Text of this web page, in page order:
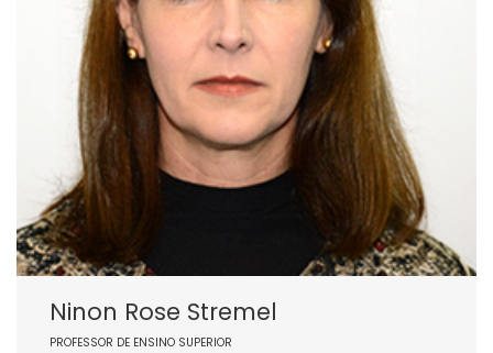
Ninon Rose Stremel
PROFESSOR DE ENSINO SUPERIOR